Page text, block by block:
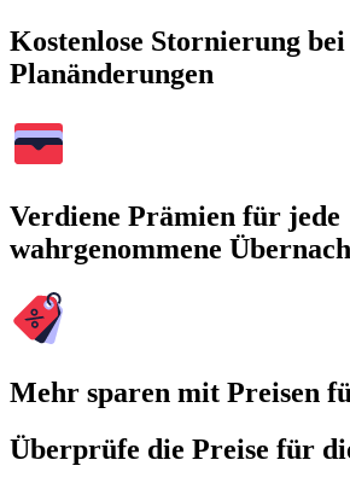
Kostenlose Stornierung bei
Planänderungen
Verdiene Prämien für jede
wahrgenommene
Mehr sparen mit Preisen
Überprüfe die Preise für